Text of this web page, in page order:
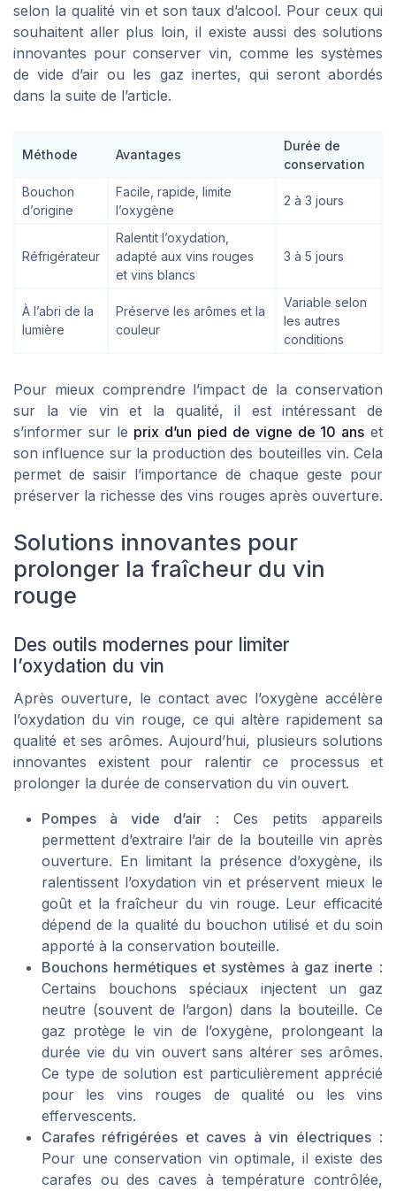
selon la qualité vin et son taux d’alcool. Pour ceux qui
souhaitent aller plus loin, il existe aussi des solutions
innovantes pour conserver vin, comme les systèmes
de vide d’air ou les gaz inertes, qui seront abordés
dans la suite de l’article.
Méthode Avantages
Durée de
conservation
Bouchon
d’origine
Facile, rapide, limite
l’oxygène
2 à 3 jours
Réfrigérateur
Ralentit l’oxydation,
adapté aux vins rouges
et vins blancs
3 à 5 jours
À l’abri de la
lumière
Préserve les arômes et la
couleur
Variable selon
les autres
conditions
Pour mieux comprendre l’impact de la conservation
sur la vie vin et la qualité, il est intéressant de
s’informer sur le prix d’un pied de vigne de 10 ans et
son influence sur la production des bouteilles vin. Cela
permet de saisir l’importance de chaque geste pour
préserver la richesse des vins rouges après ouverture.
Solutions innovantes pour
prolonger la fraîcheur du vin
rouge
Des outils modernes pour limiter
l’oxydation du vin
Après ouverture, le contact avec l’oxygène accélère
l’oxydation du vin rouge, ce qui altère rapidement sa
qualité et ses arômes. Aujourd’hui, plusieurs solutions
innovantes existent pour ralentir ce processus et
prolonger la durée de conservation du vin ouvert.
Pompes à vide d’air : Ces petits appareils
permettent d’extraire l’air de la bouteille vin après
ouverture. En limitant la présence d’oxygène, ils
ralentissent l’oxydation vin et préservent mieux le
goût et la fraîcheur du vin rouge. Leur efficacité
dépend de la qualité du bouchon utilisé et du soin
apporté à la conservation bouteille.
Bouchons hermétiques et systèmes à gaz inerte :
Certains bouchons spéciaux injectent un gaz
neutre (souvent de l’argon) dans la bouteille. Ce
gaz protège le vin de l’oxygène, prolongeant la
durée vie du vin ouvert sans altérer ses arômes.
Ce type de solution est particulièrement apprécié
pour les vins rouges de qualité ou les vins
effervescents.
Carafes réfrigérées et caves à vin électriques:
Pour une conservation vin optimale, il existe des
carafes ou des caves à température contrôlée,